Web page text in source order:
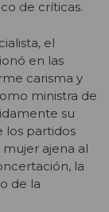
de críticas.
el
en las
carisma y
ministra de
su
los partidos
ajena al
la
de la